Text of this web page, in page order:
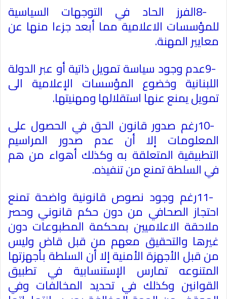
8-الفرز الحاد في التوجهات السياسية
للمؤسسات الاعلامية مما أبعد جزءا منها عن
معايير المهنة.
9-عدم وجود سياسة تمويل ذاتية أو عبر الدولة
اللبنانية وخضوع المؤسسات الإعلامية الى
تمويل يمنع عنها استقلالها ومهنيتها.
10-رغم صدور قانون الحق في الحصول على
المعلومات إلا أن عدم صدور المراسيم
التطبيقية المتعلقة به وكذلك أهواء من هم
في السلطة تمنع من تنفيذه.
11-رغم وجود نصوص قانونية واضحة تمنع
احتجاز الصحافي من دون حكم قانوني وحصر
ملاحقة الاعلاميين ب​محكمة المطبوعات دون
غيرها والتحقيق معهم من قبل قاض وليس
من قبل الأجهزة الأمنية​إلا أن السلطة بأجهزتها
المتنوعه تمارس الإستنسابية في تطبيق
القوانين وكذلك في تحديد المخالفات وفي